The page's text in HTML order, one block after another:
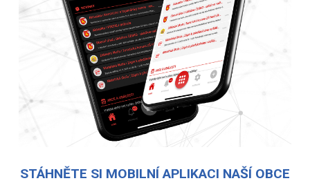
STÁHNĚTE SI MOBILNÍ APLIKACI NAŠÍ OBCE